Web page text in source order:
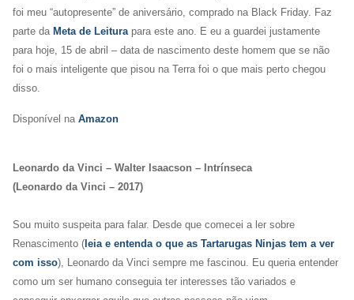
foi meu “autopresente” de aniversário, comprado na Black Friday. Faz
parte da Meta de Leitura para este ano. E eu a guardei justamente
para hoje, 15 de abril – data de nascimento deste homem que se não
foi o mais inteligente que pisou na Terra foi o que mais perto chegou
disso.
Disponível na Amazon
Leonardo da Vinci – Walter Isaacson – Intrínseca
(Leonardo da Vinci – 2017)
Sou muito suspeita para falar. Desde que comecei a ler sobre
Renascimento ( leia e entenda o que as Tartarugas Ninjas tem a ver
com isso), Leonardo da Vinci sempre me fascinou. Eu queria entender
como um ser humano conseguia ter interesses tão variados e